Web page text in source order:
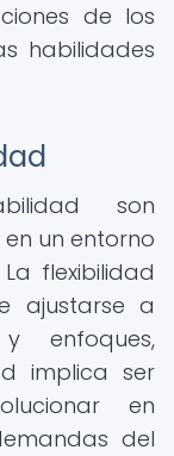
de los
habilidades
son
un entorno
flexibilidad
ajustarse a
enfoques,
implica ser
en
del